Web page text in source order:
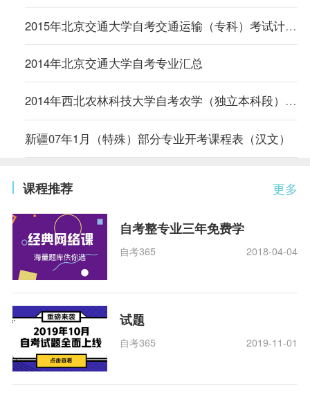
2015年北京交通大学自考交通运输（专科）考试计划（内蒙古）
2014年北京交通大学自考专业汇总
2014年西北农林科技大学自考农学（独立本科段）专业计划
新疆07年1月（特殊）部分专业开考课程表（汉文）
更多
课程推荐
自考整专业三年免费学
自考365 2018-04-04
试题
自考365 2019-11-01